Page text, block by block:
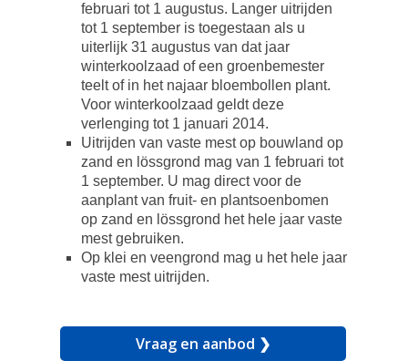
februari tot 1 augustus. Langer uitrijden
tot 1 september is toegestaan als u
uiterlijk 31 augustus van dat jaar
winterkoolzaad of een groenbemester
teelt of in het najaar bloembollen plant.
Voor winterkoolzaad geldt deze
verlenging tot 1 januari 2014.
Uitrijden van vaste mest op bouwland op
zand en lössgrond mag van 1 februari tot
1 september. U mag direct voor de
aanplant van fruit- en plantsoenbomen
op zand en lössgrond het hele jaar vaste
mest gebruiken.
Op klei en veengrond mag u het hele jaar
vaste mest uitrijden.
Vraag en aanbod ❯